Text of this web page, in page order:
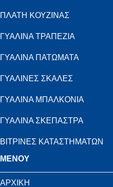
ΠΛΑΤΗ ΚΟΥΖΙΝΑΣ
ΓΥΑΛΙΝΑ ΤΡΑΠΕΖΙΑ
ΓΥΑΛΙΝΑ ΠΑΤΩΜΑΤΑ
ΓΥΑΛΙΝΕΣ ΣΚΑΛΕΣ
ΓΥΑΛΙΝΑ ΜΠΑΛΚΟΝΙΑ
ΓΥΑΛΙΝΑ ΣΚΕΠΑΣΤΡΑ
ΒΙΤΡΙΝΕΣ ΚΑΤΑΣΤΗΜΑΤΩΝ
MENOY
ΑΡΧΙΚΗ